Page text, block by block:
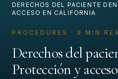
DERECHOS DEL PACIENTE
ACCESO EN CALIFORNIA
PROCEDURES · 9 MIN
Derechos del
Protección y